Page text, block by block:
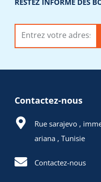
Contactez-nous
Rue sarajevo ,
ariana , Tunisie
Contactez-nous